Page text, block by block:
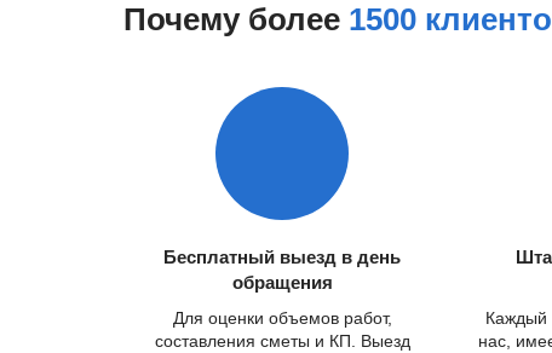
Почему более 1500
Бесплатный выезд в день
обращения
Для оценки объемов работ,
составления сметы и КП. Выезд
Каждый
нас,